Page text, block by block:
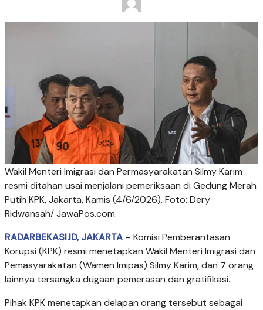
Wakil Menteri Imigrasi dan Permasyarakatan Silmy Karim
resmi ditahan usai menjalani pemeriksaan di Gedung Merah
Putih KPK, Jakarta, Kamis (4/6/2026). Foto: Dery
Ridwansah/ JawaPos.com.
RADARBEKASI.ID, JAKARTA – Komisi Pemberantasan
Korupsi (KPK) resmi menetapkan Wakil Menteri Imigrasi dan
Pemasyarakatan (Wamen Imipas) Silmy Karim, dan 7 orang
lainnya tersangka dugaan pemerasan dan gratifikasi.
Pihak KPK menetapkan delapan orang tersebut sebagai